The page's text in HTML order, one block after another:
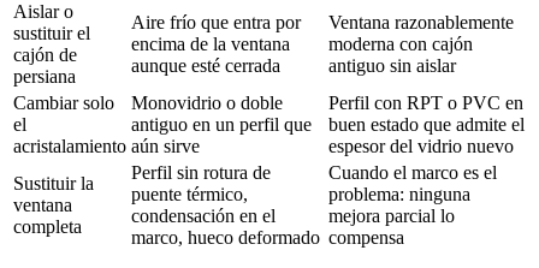
Aislar o
sustituir el
cajón de
persiana
Aire frío que entra por
encima de la ventana
aunque esté cerrada
Ventana razonablemente
moderna con cajón
antiguo sin aislar
Cambiar solo
el
acristalamiento
Monovidrio o doble
antiguo en un perfil que
aún sirve
Perfil con RPT o PVC en
buen estado que admite el
espesor del vidrio nuevo
Sustituir la
ventana
completa
Perfil sin rotura de
puente térmico,
condensación en el
marco, hueco deformado
Cuando el marco es el
problema: ninguna
mejora parcial lo
compensa